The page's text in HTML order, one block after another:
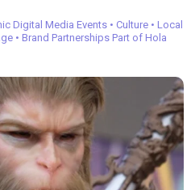
Digital Media Events • Culture • Local
• Brand PartnershipsPart of Hola